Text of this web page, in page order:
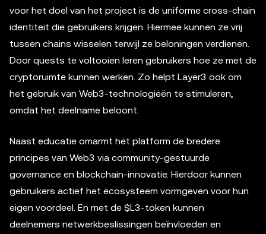
voor het doel van het project is de uniforme cross-chain
identiteit die gebruikers krijgen. Hiermee kunnen ze vrij
tussen chains wisselen terwijl ze beloningen verdienen.
Door quests te voltooien leren gebruikers hoe ze met de
cryptoruimte kunnen werken. Zo helpt Layer3 ook om
het gebruik van Web3-technologieën te stimuleren,
omdat het deelname beloont.
Naast educatie omarmt het platform de bredere
principes van Web3 via community-gestuurde
governance en blockchain-innovatie. Hierdoor kunnen
gebruikers actief het ecosysteem vormgeven voor hun
eigen voordeel. En met de $L3-token kunnen
deelnemers netwerkbeslissingen beïnvloeden en